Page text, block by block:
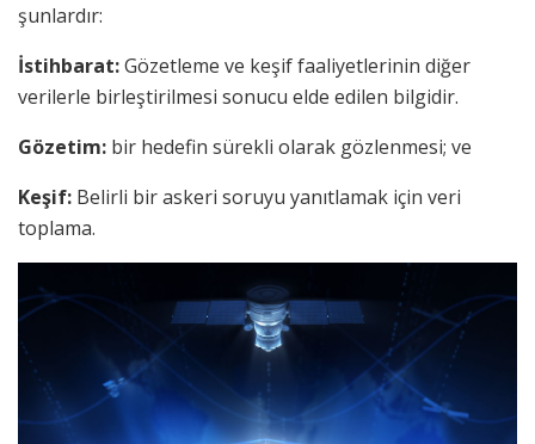
şunlardır:
İstihbarat:Gözetleme ve keşif faaliyetlerinin diğer
verilerle birleştirilmesi sonucu elde edilen bilgidir.
Gözetim: bir hedefin sürekli olarak gözlenmesi; ve
Keşif: Belirli bir askeri soruyu yanıtlamak için veri
toplama.